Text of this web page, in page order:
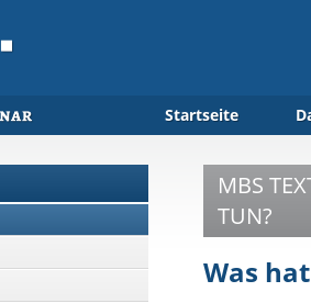
Startseite
MBS
TUN?
Was